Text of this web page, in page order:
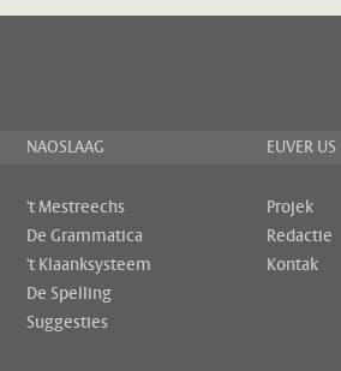
NAOSLAAG
't Mestreechs
De Grammatica
't Klaanksysteem
De Spelling
Suggesties
EUVER US
Projek
Redactie
Kontak